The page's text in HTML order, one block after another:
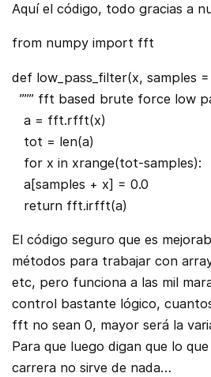
Aquí el código, todo gracias a
from numpy import fft
def low_pass_filter(x, samples
””” fft based brute force low
a = fft.rfft(x)
tot = len(a)
for x in xrange(tot-samples):
a[samples + x] = 0.0
return fft.irfft(a)
El código seguro que es
métodos para trabajar con
etc, pero funciona a las mil
control bastante lógico,
fft no sean 0, mayor será la
Para que luego digan que lo
carrera no sirve de nada…